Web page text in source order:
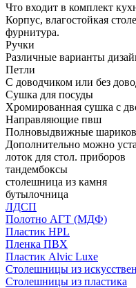
Что входит в комплект
Корпус, влагостойкая
фурнитура.
Ручки
Различные варианты
Петли
С доводчиком или без
Сушка для посуды
Хромированная сушка с
Направляющие пвш
Полновыдвижные
Дополнительно можно
лоток для стол. приборов
тандембоксы
столешница из камня
бутылочница
ЛДСП
Полотно АГТ (МДФ)
Пластик HPL
Пленка ПВХ
Пластик Alvic Luxe
Столешницы из
Столешницы из пластика